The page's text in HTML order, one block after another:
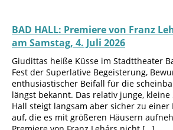
BAD HALL: Premiere von Franz
am Samstag, 4. Juli 2026
Giudittas heiße Küsse im Stadttheater
Fest der Superlative Begeisterung,
enthusiastischer Beifall für die
längst bekannt. Das relativ junge,
Hall steigt langsam aber sicher zu
auf, die es mit größeren Häusern